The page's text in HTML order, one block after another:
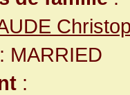
: MARRIED
: